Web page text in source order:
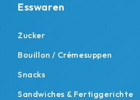
Esswaren
Zucker
Bouillon / Crémesuppen
Snacks
Sandwiches & Fertiggerichte